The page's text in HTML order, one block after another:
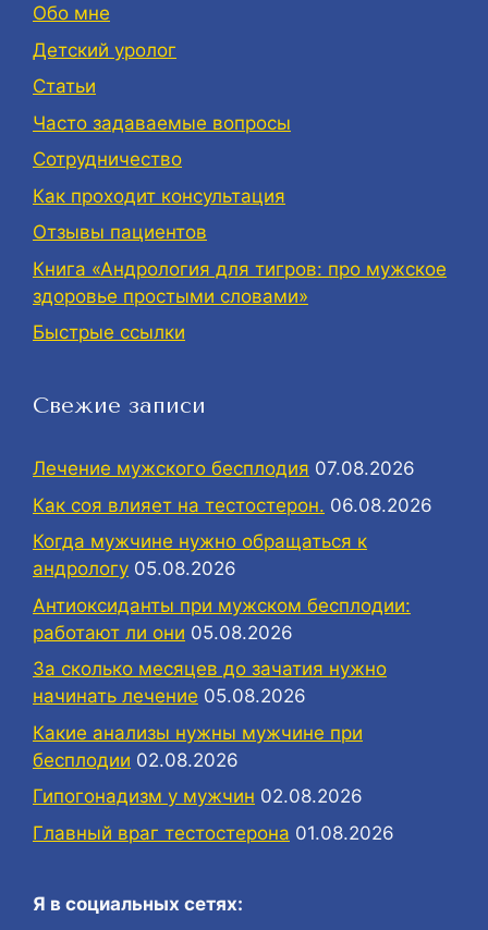
Обо мне
Детский уролог
Статьи
Часто задаваемые вопросы
Сотрудничество
Как проходит консультация
Отзывы пациентов
Книга «Андрология для тигров: про мужское
здоровье простыми словами»
Быстрые ссылки
Свежие записи
Лечение мужского бесплодия 07.08.2026
Как соя влияет на тестостерон. 06.08.2026
Когда мужчине нужно обращаться к
андрологу 05.08.2026
Антиоксиданты при мужском бесплодии:
работают ли они 05.08.2026
За сколько месяцев до зачатия нужно
начинать лечение 05.08.2026
Какие анализы нужны мужчине при
бесплодии 02.08.2026
Гипогонадизм у мужчин 02.08.2026
Главный враг тестостерона 01.08.2026
Я в социальных сетях: